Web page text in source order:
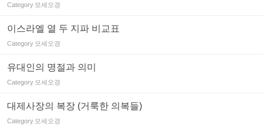
Category 모세오경
이스라엘 열 두 지파 비교표
Category 모세오경
유대인의 명절과 의미
Category 모세오경
대제사장의 복장 (거룩한 의복들)
Category 모세오경